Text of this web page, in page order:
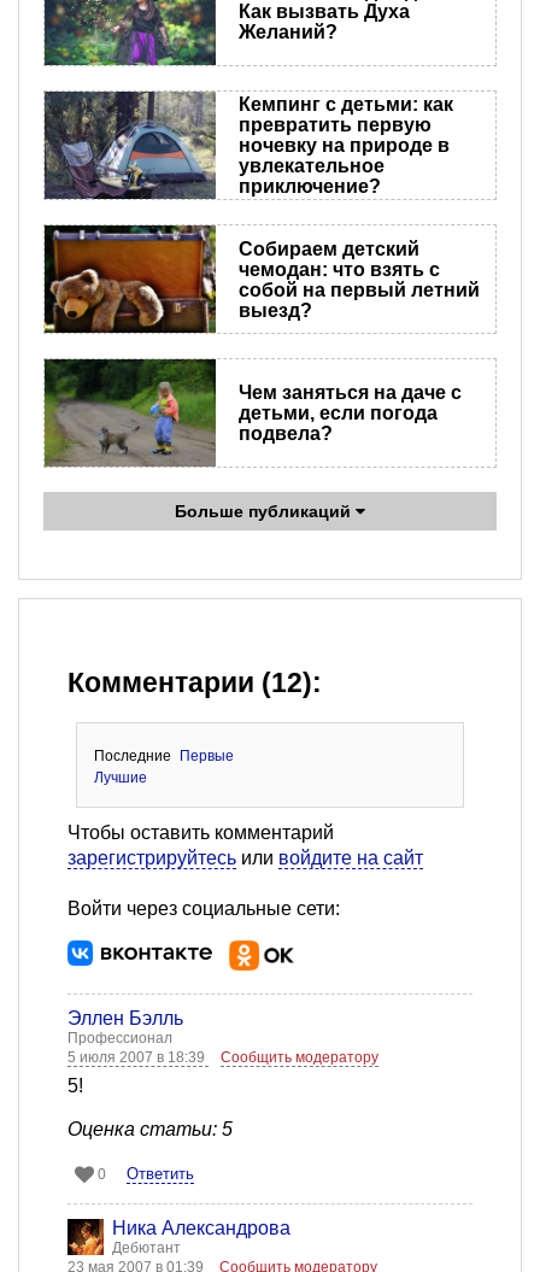
Как вызвать Духа
Желаний?
Кемпинг с детьми: как
превратить первую
ночевку на природе в
увлекательное
приключение?
Собираем детский
чемодан: что взять с
собой на первый летний
выезд?
Чем заняться на даче с
детьми, если погода
подвела?
Больше публикаций
Комментарии (12):
Последние
Первые
Лучшие
Чтобы оставить комментарий
зарегистрируйтесь или войдите на сайт
Войти через социальные сети:
Эллен Бэлль
Профессионал
5 июля 2007 в 18:39
Сообщить модератору
5!
Оценка статьи: 5
0 Ответить
Ника Александрова
Дебютант
23 мая 2007 в 01:39
Сообщить модератору